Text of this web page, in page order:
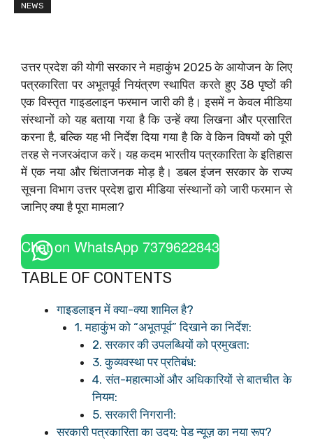
NEWS
उत्तर प्रदेश की योगी सरकार ने महाकुंभ 2025 के आयोजन के लिए
पत्रकारिता पर अभूतपूर्व नियंत्रण स्थापित करते हुए 38 पृष्ठों की
एक विस्तृत गाइडलाइन फरमान जारी की है। इसमें न केवल मीडिया
संस्थानों को यह बताया गया है कि उन्हें क्या लिखना और प्रसारित
करना है, बल्कि यह भी निर्देश दिया गया है कि वे किन विषयों को पूरी
तरह से नजरअंदाज करें। यह कदम भारतीय पत्रकारिता के इतिहास
में एक नया और चिंताजनक मोड़ है। डबल इंजन सरकार के राज्य
सूचना विभाग उत्तर प्रदेश द्वारा मीडिया संस्थानों को जारी फरमान से
जानिए क्या है पूरा मामला?
Chat on WhatsApp 7379622843
TABLE OF CONTENTS
गाइडलाइन में क्या-क्या शामिल है?
1. महाकुंभ को “अभूतपूर्व” दिखाने का निर्देश:
2. सरकार की उपलब्धियों को प्रमुखता:
3. कुव्यवस्था पर प्रतिबंध:
4. संत-महात्माओं और अधिकारियों से बातचीत के
नियम:
5. सरकारी निगरानी:
सरकारी पत्रकारिता का उदय: पेड न्यूज़ का नया रूप?